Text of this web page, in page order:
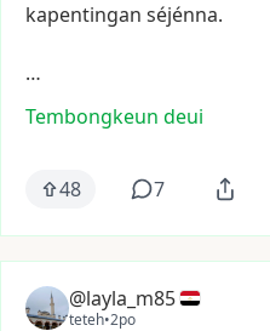
kapentingan séjénna.
…
Tembongkeun deui
48 7
@layla_m85
teteh•2po